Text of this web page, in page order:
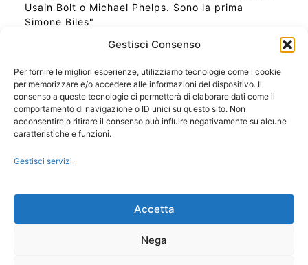
Gestisci Consenso
Per fornire le migliori esperienze, utilizziamo tecnologie come i cookie
per memorizzare e/o accedere alle informazioni del dispositivo. Il
consenso a queste tecnologie ci permetterà di elaborare dati come il
comportamento di navigazione o ID unici su questo sito. Non
acconsentire o ritirare il consenso può influire negativamente su alcune
caratteristiche e funzioni.
Gestisci servizi
Accetta
Nega
Usain Bolt o Michael Phelps. Sono la prima
Simone Biles"
Ora Esatta in Italia in questo momento
Ti Senti Strano Ultimamente? Potrebbe Essere per
la Risonanza di Schumann
Come Sapere Se Stai Ascendendo alla Quinta
Copyright 2026 NotiziePlus.com
📰 Contenuto Umano Verificato